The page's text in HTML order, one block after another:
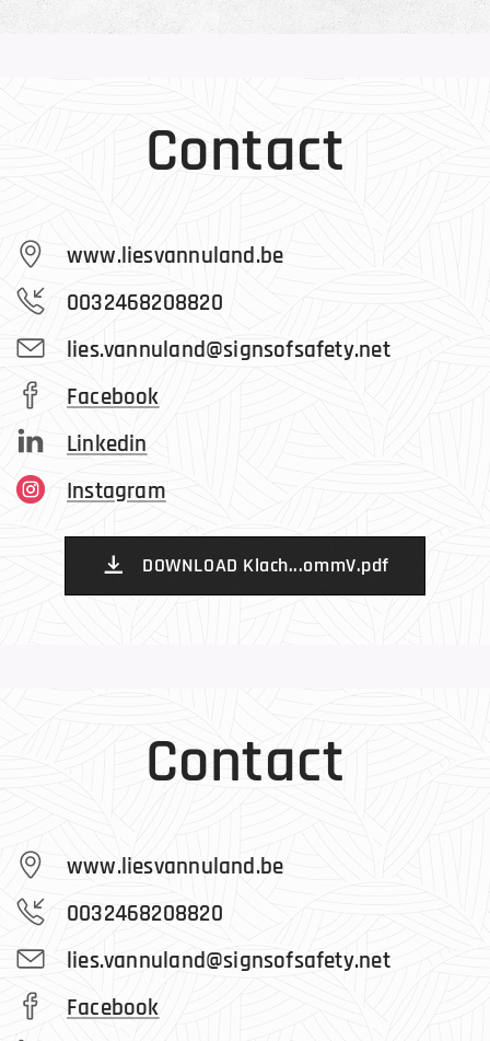
Contact
www.liesvannuland.be
0032468208820
lies.vannuland@signsofsafety.net
Facebook
Linkedin
Instagram
DOWNLOAD Klach...ommV.pdf
Contact
www.liesvannuland.be
0032468208820
lies.vannuland@signsofsafety.net
Facebook